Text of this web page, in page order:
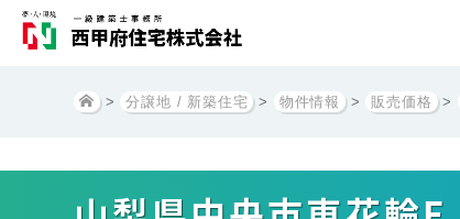
> 分譲地 / 新築住宅 > 物件情報 > 販売価格 >